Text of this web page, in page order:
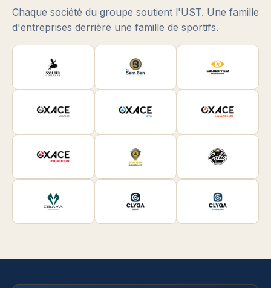
Chaque société du groupe soutient l'UST. Une famille
d'entreprises derrière une famille de sportifs.